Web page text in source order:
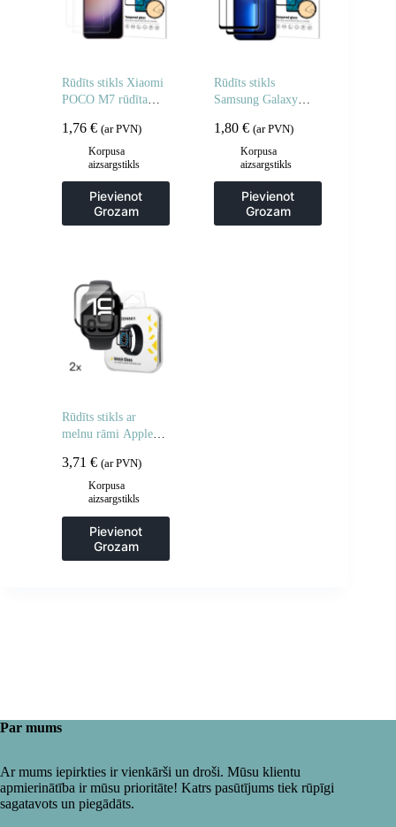
Rūdīts stikls Xiaomi
POCO M7 rūdīta
2 gab.
1,76 € (ar PVN)
Korpusa
aizsargstikls
Pievienot
Grozam
Rūdīts stikls
Samsung Galaxy
līmējamam rūdītam
stiklam – 2 gab.
1,80€ (ar PVN)
Korpusa
aizsargstikls
Pievienot
Grozam
Rūdīts stikls ar
melnu rāmi Apple
Glue – 2 gab.
3,71 € (ar PVN)
Korpusa
aizsargstikls
Pievienot
Grozam
Par mums
Ar mums iepirkties ir vienkārši un droši. Mūsu klientu
apmierinātība ir mūsu prioritāte! Katrs pasūtījums tiek rūpīgi
sagatavots un piegādāts.